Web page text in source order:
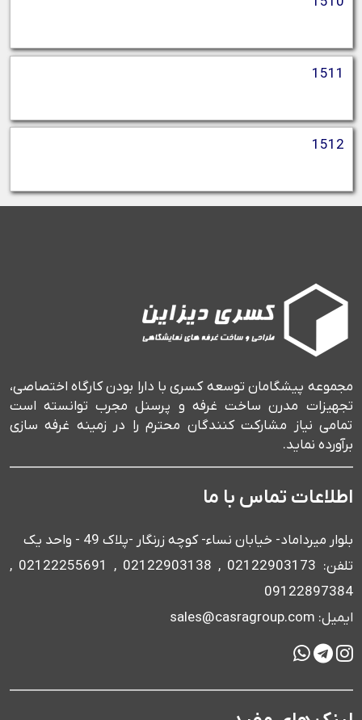
1511
1512
مجموعه پیشگامان توسعه کسری با دارا بودن کارگاه اختصاصی،
تجهیزات مدرن ساخت غرفه و پرسنل مجرب توانسته است
تمامی نیاز مشارکت کنندگان محترم را در زمینه غرفه سازی
برآورده نماید.
اطلاعات تماس با ما
بلوار میرداماد- خیابان نساء- کوچه زرنگار -پلاک 49 - واحد یک
تلفن: 02122903173 , 02122903138 , 02122255691 ,
09122897384
ایمیل: sales@casragroup.com